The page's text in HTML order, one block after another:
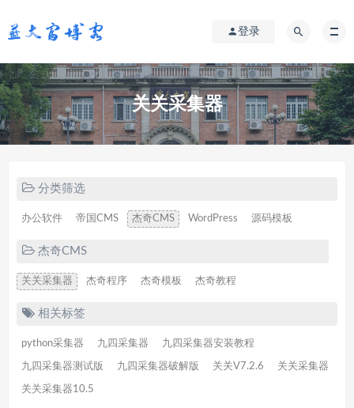
登录
关关采集器
分类筛选
办公软件 帝国CMS 杰奇CMS WordPress 源码模板
杰奇CMS
关关采集器 杰奇程序 杰奇模板 杰奇教程
相关标签
python采集器 九四采集器 九四采集器安装教程
九四采集器测试版 九四采集器破解版 关关V7.2.6 关关采集器
关关采集器10.5